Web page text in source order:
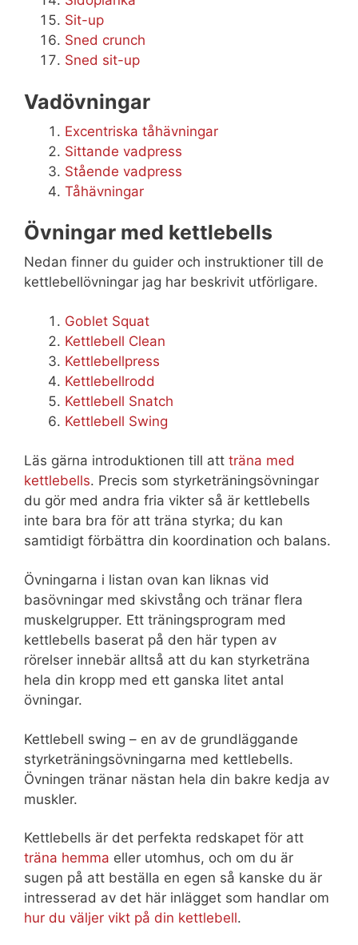
Sit-up
Sned crunch
Sned sit-up
Vadövningar
Excentriska tåhävningar
Sittande vadpress
Stående vadpress
Tåhävningar
Övningar med kettlebells
Nedan finner du guider och instruktioner till de
kettlebellövningar jag har beskrivit utförligare.
Goblet Squat
Kettlebell Clean
Kettlebellpress
Kettlebellrodd
Kettlebell Snatch
Kettlebell Swing
Läs gärna introduktionen till att träna med
kettlebells. Precis som styrketräningsövningar
du gör med andra fria vikter så är kettlebells
inte bara bra för att träna styrka; du kan
samtidigt förbättra din koordination och balans.
Övningarna i listan ovan kan liknas vid
basövningar med skivstång och tränar flera
muskelgrupper. Ett träningsprogram med
kettlebells baserat på den här typen av
rörelser innebär alltså att du kan styrketräna
hela din kropp med ett ganska litet antal
övningar.
Kettlebell swing – en av de grundläggande
styrketräningsövningarna med kettlebells.
Övningen tränar nästan hela din bakre kedja av
muskler.
Kettlebells är det perfekta redskapet för att
träna hemma eller utomhus, och om du är
sugen på att beställa en egen så kanske du är
intresserad av det här inlägget som handlar om
hur du väljer vikt på din kettlebell.